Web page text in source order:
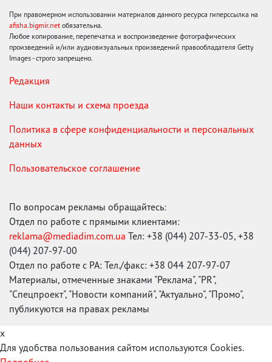
При правомерном использовании материалов данного ресурса гиперссылка на
afisha.bigmir.net обязательна.
Любое копирование, перепечатка и воспроизведение фотографических
произведений и/или аудиовизуальных произведений правообладателя Getty
Images - строго запрещено.
Редакция
Наши контакты и схема проезда
Политика в сфере конфиденциальности и персональных
данных
Пользовательское соглашение
По вопросам рекламы обращайтесь:
Отдел по работе с прямыми клиентами:
reklama@mediadim.com.ua Тел: +38 (044) 207-33-05, +38
(044) 207-97-00
Отдел по работе с РА: Тел./факс: +38 044 207-97-07
Материалы, отмеченные знаками "Реклама", "PR",
"Спецпроект", "Новости компаний", "Актуально", "Промо",
публикуются на правах рекламы
x
Для удобства пользования сайтом используются Cookies.